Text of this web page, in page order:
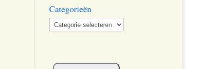
Categorieën
Categorieën